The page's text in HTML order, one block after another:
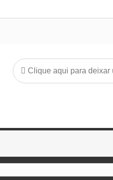
Clique aqui para deixar